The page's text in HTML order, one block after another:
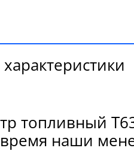
топливный
наши